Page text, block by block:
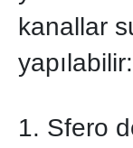
kanallar
yapılabilir:
1. Sfero